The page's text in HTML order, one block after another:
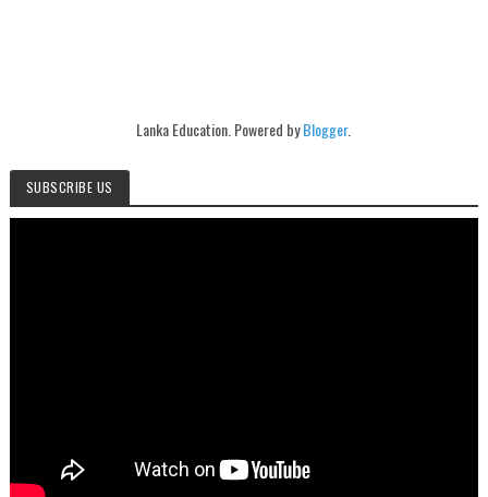
Lanka Education. Powered byBlogger.
SUBSCRIBE US